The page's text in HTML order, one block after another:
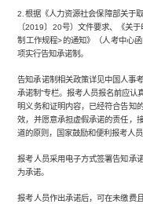
2.根据《人力资源社会保障部关于
〔2019〕20号）文件要求、《关
制工作规程>的通知》（人考中心
项实行告知承诺制。
告知承诺制相关政策详见中国人事
承诺制”专栏。报考人员报名前应
明义务和证明内容，已经符合告知
效，并愿意承担虚假承诺的责任，
道的原则，国家鼓励和便利报考人
报考人员采用电子方式签署告知承
为承诺。
报考人员作出承诺后，可在未缴费